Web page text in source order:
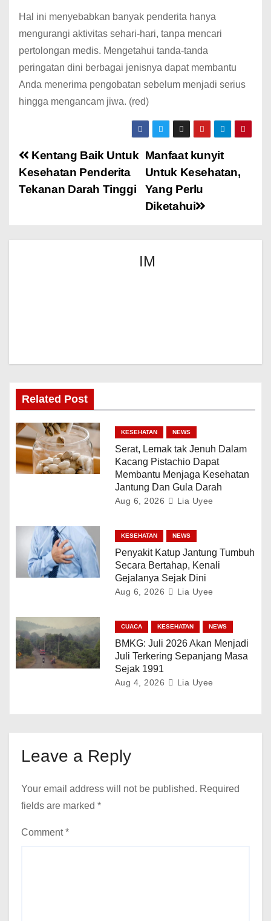
Hal ini menyebabkan banyak penderita hanya
mengurangi aktivitas sehari-hari, tanpa mencari
pertolongan medis. Mengetahui tanda-tanda
peringatan dini berbagai jenisnya dapat membantu
Anda menerima pengobatan sebelum menjadi serius
hingga mengancam jiwa. (red)
Manfaat kunyit
Untuk Kesehatan,
Yang Perlu
Diketahui
Kentang Baik Untuk
Kesehatan Penderita
Tekanan Darah Tinggi
IM
Related Post
KESEHATAN NEWS
Serat, Lemak tak Jenuh Dalam
Kacang Pistachio Dapat
Membantu Menjaga Kesehatan
Jantung Dan Gula Darah
Aug 6, 2026 Lia Uyee
KESEHATAN NEWS
Penyakit Katup Jantung Tumbuh
Secara Bertahap, Kenali
Gejalanya Sejak Dini
Aug 6, 2026 Lia Uyee
CUACA KESEHATAN NEWS
BMKG: Juli 2026 Akan Menjadi
Juli Terkering Sepanjang Masa
Sejak 1991
Aug 4, 2026 Lia Uyee
Leave a Reply
Your email address will not be published. Required
fields are marked *
Comment*